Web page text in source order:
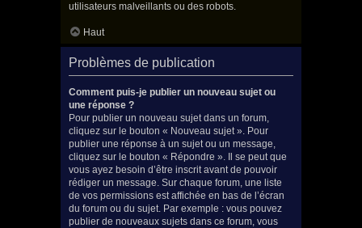
utilisateurs malveillants ou des robots.
Haut
Problèmes de publication
Comment puis-je publier un nouveau sujet ou
une réponse ?
Pour publier un nouveau sujet dans un forum,
cliquez sur le bouton « Nouveau sujet ». Pour
publier une réponse à un sujet ou un message,
cliquez sur le bouton « Répondre ». Il se peut que
vous ayez besoin d’être inscrit avant de pouvoir
rédiger un message. Sur chaque forum, une liste
de vos permissions est affichée en bas de l’écran
du forum ou du sujet. Par exemple : vous pouvez
publier de nouveaux sujets dans ce forum, vous